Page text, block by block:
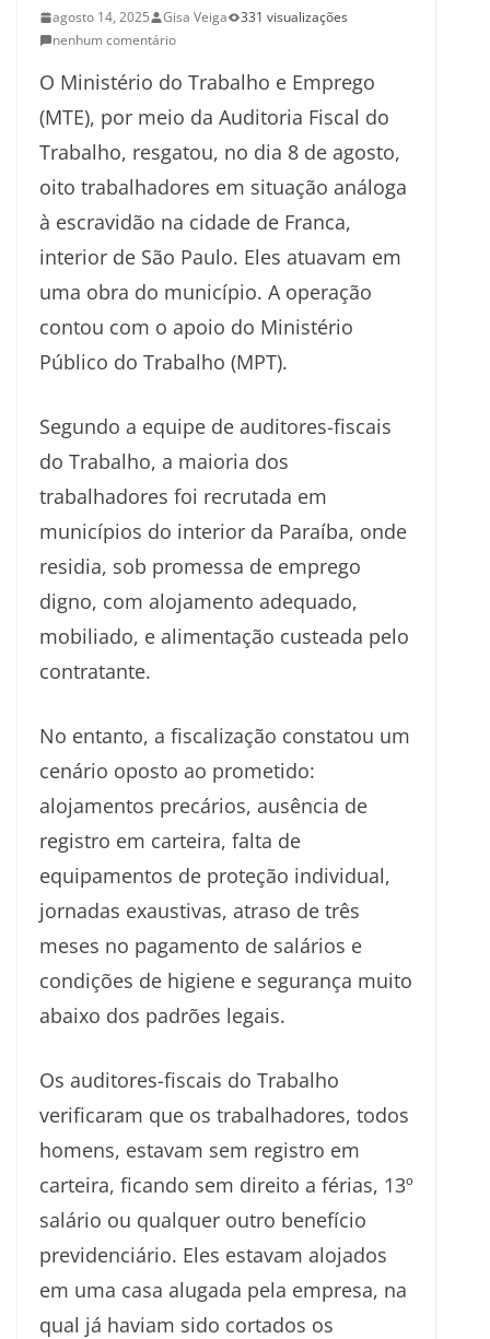
agosto 14, 2025 Gisa Veiga
331 visualizações
nenhum comentário
O Ministério do Trabalho e Emprego
(MTE), por meio da Auditoria Fiscal do
Trabalho, resgatou, no dia 8 de agosto,
oito trabalhadores em situação análoga
à escravidão na cidade de Franca,
interior de São Paulo. Eles atuavam em
uma obra do município. A operação
contou com o apoio do Ministério
Público do Trabalho (MPT).
Segundo a equipe de auditores-fiscais
do Trabalho, a maioria dos
trabalhadores foi recrutada em
municípios do interior da Paraíba, onde
residia, sob promessa de emprego
digno, com alojamento adequado,
mobiliado, e alimentação custeada pelo
contratante.
No entanto, a fiscalização constatou um
cenário oposto ao prometido:
alojamentos precários, ausência de
registro em carteira, falta de
equipamentos de proteção individual,
jornadas exaustivas, atraso de três
meses no pagamento de salários e
condições de higiene e segurança muito
abaixo dos padrões legais.
Os auditores-fiscais do Trabalho
verificaram que os trabalhadores, todos
homens, estavam sem registro em
carteira, ficando sem direito a férias, 13º
salário ou qualquer outro benefício
previdenciário. Eles estavam alojados
em uma casa alugada pela empresa, na
qual já haviam sido cortados os